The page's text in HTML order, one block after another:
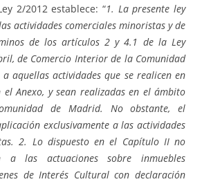
2/2012 establece: “1. La presente ley
actividades comerciales minoristas y de
de los artículos 2 y 4.1 de la Ley
de Comercio Interior de la Comunidad
aquellas actividades que se realicen en
el Anexo, y sean realizadas en el ámbito
de Madrid. No obstante, el
exclusivamente a las actividades
2. Lo dispuesto en el Capítulo II no
a las actuaciones sobre inmuebles
de Interés Cultural con declaración